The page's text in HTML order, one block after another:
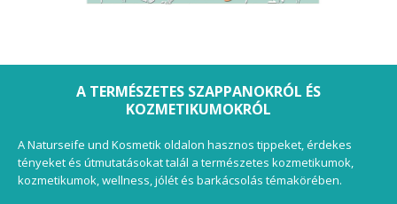
A TERMÉSZETES SZAPPANOKRÓL ÉS
KOZMETIKUMOKRÓL
A Naturseife und Kosmetik oldalon hasznos tippeket, érdekes
tényeket és útmutatásokat talál a természetes kozmetikumok,
kozmetikumok, wellness, jólét és barkácsolás témakörében.